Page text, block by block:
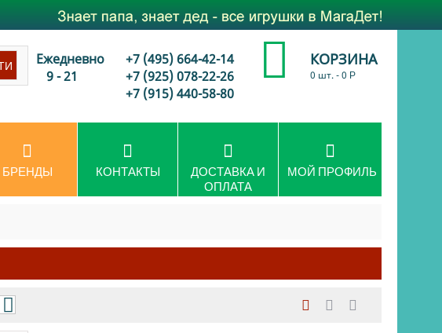
Ежедневно
9 - 21
+7 (495) 664-42-14
+7 (925) 078-22-26
+7 (915) 440-58-80
КОРЗИНА
0 шт.-0 Р
БРЕНДЫ КОНТАКТЫ
ДОСТАВКА И
ОПЛАТА
МОЙ ПРОФИЛЬ